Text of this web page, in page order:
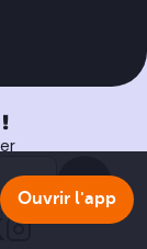
Ok
Ouvrir l'app